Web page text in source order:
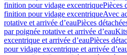
finition pour vidage excentriquePièces
finition pour vidage excentriqueAvec
rotative et arrivée d’eauPièces
par poignée rotative et arrivée d’eau
excentrique et arrivée d’eauPièces
pour vidage excentrique et arrivée